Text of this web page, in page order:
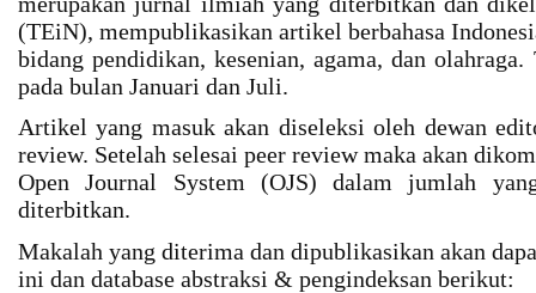
(TEiN), mempublikasikan artikel berbahasa
bidang pendidikan, kesenian, agama, dan
pada bulan Januari dan Juli.
Artikel yang masuk akan diseleksi oleh dewan
review. Setelah selesai peer review maka akan
Open Journal System (OJS) dalam jumlah
diterbitkan.
Makalah yang diterima dan dipublikasikan akan
ini dan database abstraksi & pengindeksan berikut: